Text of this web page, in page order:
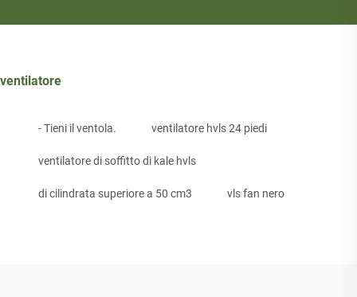
ventilatore
- Tieni il ventola. ventilatore hvls 24 piedi
ventilatore di soffitto di kale hvls
di cilindrata superiore a 50 cm3 vls fan nero